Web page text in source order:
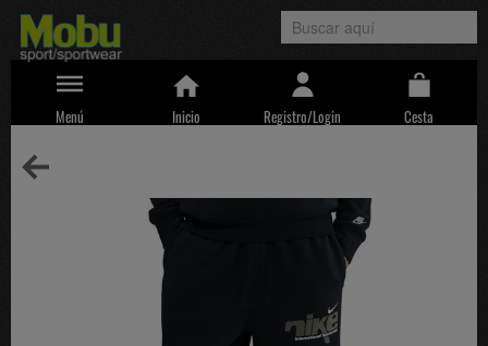
Menú Inicio Registro/Login Cesta